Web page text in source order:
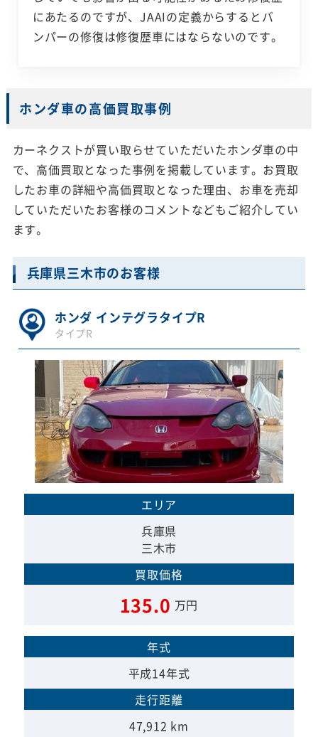
にあたるのですが、JAAIの定義からするとバ
ンパーの修復は修復歴車にはならないのです。
ホンダ車の高価買取事例
カーネクストが買い取らせていただいたホンダ車の中
で、高価買取となった事例を掲載しています。お買取
したお車の詳細や高価買取となった理由、お車を売却
していただいたお客様のコメントなどもご紹介してい
ます。
兵庫県三木市のお客様
ホンダ インテグラタイプR
タイプR
エリア
兵庫県
三木市
買取価格
135.0 万円
年式
平成14年式
走行距離
47,912 km